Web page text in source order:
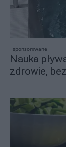
sponsorowane
Nauka
zdrowie,